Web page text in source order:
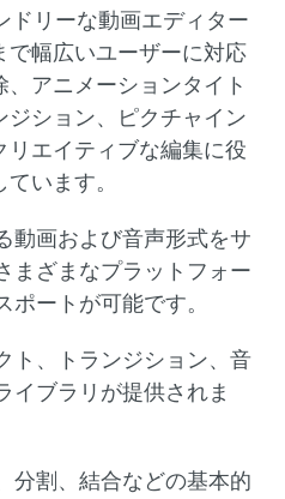
ドリーな動画エディター
で幅広いユーザーに対応
アニメーションタイト
ジション、ピクチャイン
リエイティブな編集に役
います。
動画および音声形式をサ
まざまなプラットフォー
ポートが可能です。
ト、トランジション、音
イブラリが提供されま
分割、結合などの基本的